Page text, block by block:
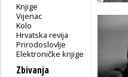
Knjige
Vijenac
Kolo
Hrvatska revija
Prirodoslovlje
Elektroničke knjige
Zbivanja